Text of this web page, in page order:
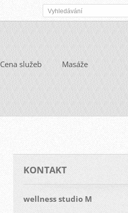
Cena služeb Masáže
KONTAKT
wellness studio M